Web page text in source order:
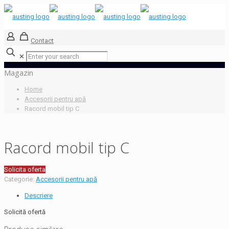
Contact
✕
Magazin
Home
Accesorii pentru apă
Racord mobil tip C
Racord mobil tip C
Solicita oferta
Categorie: Accesorii pentru apă
Descriere
Solicită ofertă